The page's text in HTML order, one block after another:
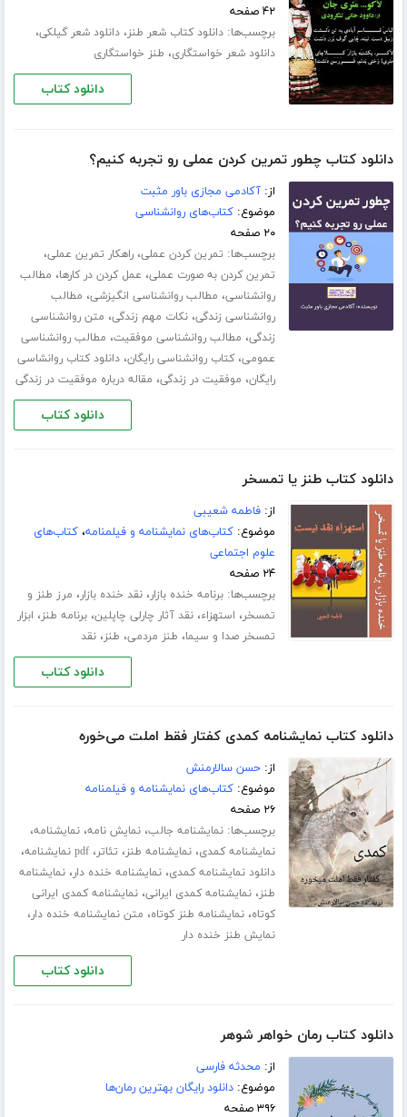
۴۲ صفحه
برچسب‌ها:دانلود کتاب شعر طنز،دانلود شعر گیلکی،
دانلود شعر خواستگاری، طنز خواستگاری
دانلود کتاب
دانلود کتاب چطور تمرین کردن عملی رو تجربه کنیم؟
از:آکادمی مجازی باور مثبت
موضوع:کتاب‌های روانشناسی
۲۰ صفحه
برچسب‌ها: تمرین کردن عملی،راهکار تمرین عملی،
تمرین کردن به صورت عملی، عمل کردن در کارها، مطالب
روانشناسی، مطالب روانشناسی انگیزشی، مطالب
روانشناسی زندگی،نکات مهم زندگی، متن روانشناسی
زندگی، مطالب روانشناسی موفقیت، مطالب روانشناسی
عمومی،کتاب روانشناسی رایگان،دانلود کتاب روانشاسی
رایگان، موفقیت در زندگی، مقاله درباره موفقیت در زندگی
دانلود کتاب
دانلود کتاب طنز یا تمسخر
از:فاطمه شعیبی
موضوع:کتاب‌های نمایشنامه و فیلمنامه،کتاب‌های
علوم اجتماعی
۲۴ صفحه
برچسب‌ها:برنامه خنده بازار،نقد خنده بازار، مرز طنز و
تمسخر، استهزاء،نقد آثار چارلی چاپلین،برنامه طنز، ابزار
تمسخر صدا و سیما، طنز مردمی، طنز،نقد
دانلود کتاب
دانلود کتاب نمایشنامه کمدی کفتار فقط املت می‌خوره
از:حسن سالارمنش
موضوع:کتاب‌های نمایشنامه و فیلمنامه
۲۶ صفحه
برچسب‌ها:نمایشنامه جالب،نمایش نامه،نمایشنامه،
نمایشنامه کمدی،نمایشنامه طنز، تئاتر،pdf نمایشنامه ،
دانلود نمایشنامه کمدی،نمایشنامه خنده دار،نمایشنامه
طنز،نمایشنامه کمدی ایرانی،نمایشنامه کمدی ایرانی
کوتاه،نمایشنامه طنز کوتاه، متن نمایشنامه خنده دار،
نمایش طنز خنده دار
دانلود کتاب
دانلود کتاب رمان خواهر شوهر
از: محدثه فارسی
موضوع:دانلود رایگان بهترین رمان‌ها
۳۹۶ صفحه